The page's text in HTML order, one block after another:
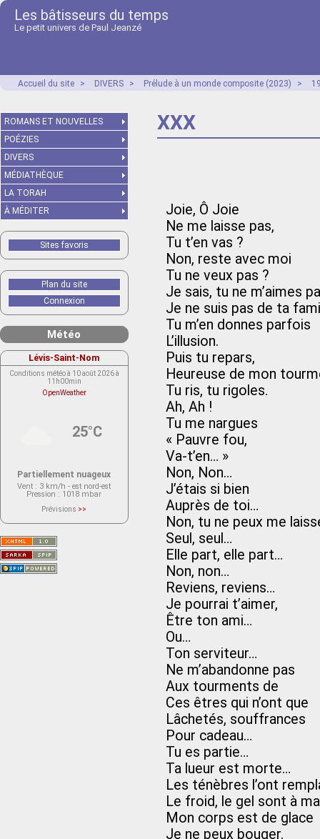
Les bâtisseurs du temps
Le petit univers de Paul Jeanzé
Accueil du site > DIVERS > Prélude à un monde composite (2023) >
XXX
Joie, Ô Joie
Ne me laisse pas,
Tu t’en vas ?
Non, reste avec moi
Tu ne veux pas ?
Je sais, tu ne m’aimes
Je ne suis pas de ta
Tu m’en donnes parfois
L’illusion.
Puis tu repars,
Heureuse de mon
Tu ris, tu rigoles.
Ah, Ah !
Tu me nargues
« Pauvre fou,
Va-t’en… »
Non, Non…
J’étais si bien
Auprès de toi…
Non, tu ne peux me
Seul, seul…
Elle part, elle part…
Non, non…
Reviens, reviens…
Je pourrai t’aimer,
Être ton ami…
Ou…
Ton serviteur…
Ne m’abandonne pas
Aux tourments de
Ces êtres qui n’ont que
Lâchetés, souffrances
Pour cadeau…
Tu es partie…
Ta lueur est morte…
Les ténèbres l’ont
Le froid, le gel sont à
Mon corps est de glace
Je ne peux bouger.
ROMANS ET NOUVELLES
POÉZIES
DIVERS
MÉDIATHÈQUE
LA TORAH
À MÉDITER
Sites favoris
Plan du site
Connexion
Météo
Lévis-Saint-Nom
Conditions météo à 10 août 2026 à
11h00min
OpenWeather
25°C
Partiellement nuageux
Vent : 3 km/h - est nord-est
Pression : 1018 mbar
Prévisions >>
actuellement aucune prévision
Saint-Nom.
Veuillez consulter le message du
service ci-dessous.
(401 - Invalid API key. Please see
https://openweathermap.org/faq#error401